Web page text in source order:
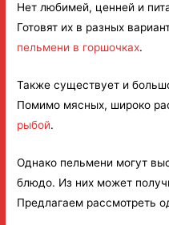
Нет любимей, ценней и
Готовят их в разных
пельмени в горшочках.
Также существует и
Помимо мясных, широко
рыбой.
Однако пельмени могут
блюдо. Из них может
Предлагаем рассмотреть